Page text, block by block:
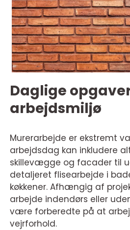
Daglige
arbejdsmiljø
Murerarbejde er ekstremt
arbejdsdag kan inkludere
skillevægge og facader til
detaljeret flisearbejde i
køkkener. Afhængig af
arbejde indendørs eller
være forberedte på at
vejrforhold.